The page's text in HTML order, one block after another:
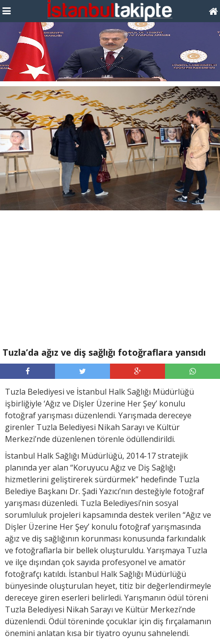
Tuzla’da ağız ve diş sağlığı fotoğraflara yansıdı
Tuzla Belediyesi ve İstanbul Halk Sağlığı Müdürlüğü
işbirliğiyle ‘Ağız ve Dişler Üzerine Her Şey’ konulu
fotoğraf yarışması düzenlendi. Yarışmada dereceye
girenler Tuzla Belediyesi Nikah Sarayı ve Kültür
Merkezi’nde düzenlenen törenle ödüllendirildi.
İstanbul Halk Sağlığı Müdürlüğü, 2014-17 stratejik
planında yer alan “Koruyucu Ağız ve Diş Sağlığı
hizmetlerini geliştirerek sürdürmek” hedefinde Tuzla
Belediye Başkanı Dr. Şadi Yazıcı’nın desteğiyle fotoğraf
yarışması düzenledi. Tuzla Belediyesi’nin sosyal
sorumluluk projeleri kapsamında destek verilen “Ağız ve
Dişler Üzerine Her Şey’ konulu fotoğraf yarışmasında
ağız ve diş sağlığının korunması konusunda farkındalık
ve fotoğraflarla bir bellek oluşturuldu. Yarışmaya Tuzla
ve ilçe dışından çok sayıda profesyonel ve amatör
fotoğrafçı katıldı. İstanbul Halk Sağlığı Müdürlüğü
bünyesinde oluşturulan heyet, titiz bir değerlendirmeyle
dereceye giren eserleri belirledi. Yarışmanın ödül töreni
Tuzla Belediyesi Nikah Sarayı ve Kültür Merkezi’nde
düzenlendi. Ödül töreninde çocuklar için diş fırçalamanın
önemini anlatan kısa bir tiyatro oyunu sahnelendi.